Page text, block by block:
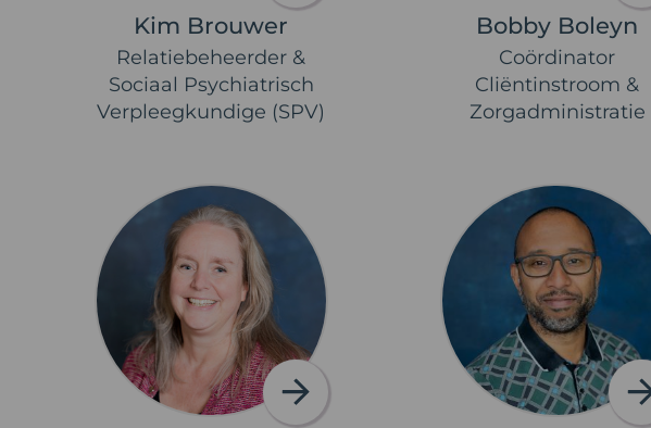
Kim Brouwer
Relatiebeheerder &
Sociaal Psychiatrisch
Verpleegkundige (SPV)
Bobby Boleyn
Coördinator
Cliëntinstroom &
Zorgadministratie